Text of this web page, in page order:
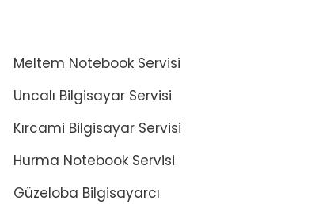
Meltem Notebook Servisi
Uncalı Bilgisayar Servisi
Kırcami Bilgisayar Servisi
Hurma Notebook Servisi
Güzeloba Bilgisayarcı